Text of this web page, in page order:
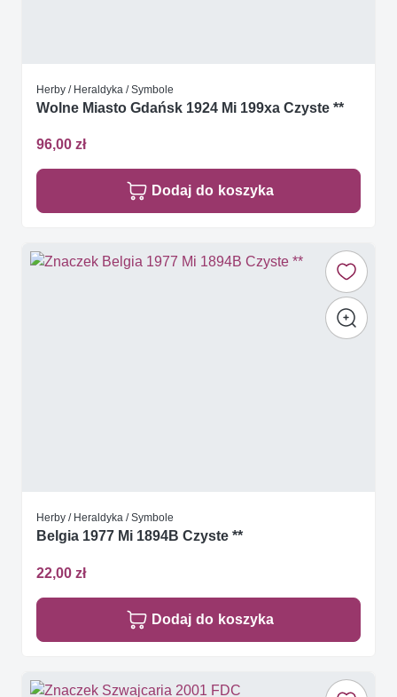
Herby / Heraldyka / Symbole
Wolne Miasto Gdańsk 1924 Mi 199xa Czyste **
96,00 zł
Dodaj do koszyka
Herby / Heraldyka / Symbole
Belgia 1977 Mi 1894B Czyste **
22,00 zł
Dodaj do koszyka